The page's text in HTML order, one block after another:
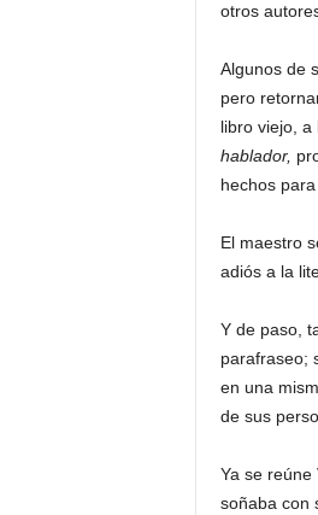
otros
Algunos de
pero
libro viejo, a
hablador,
hechos
El maestro
adiós a la
Y de paso,
parafraseo;
en una
de sus
Ya se reúne
soñaba con